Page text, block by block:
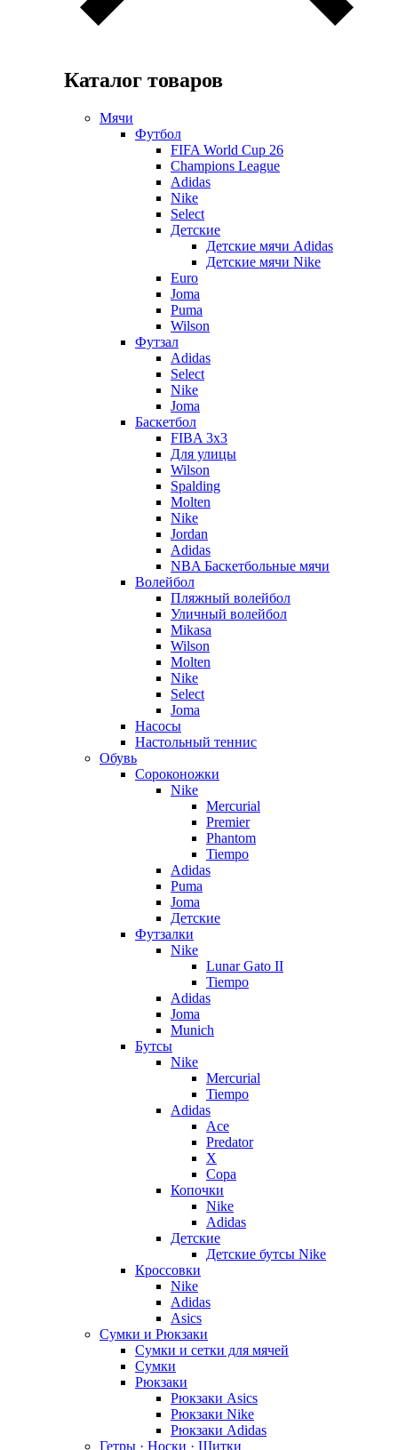
Каталог товаров
Мячи
Футбол
FIFA World Cup 26
Champions League
Adidas
Nike
Select
Детские
Детские мячи Adidas
Детские мячи Nike
Euro
Joma
Puma
Wilson
Футзал
Adidas
Select
Nike
Joma
Баскетбол
FIBA 3x3
Для улицы
Wilson
Spalding
Molten
Nike
Jordan
Adidas
NBA Баскетбольные мячи
Волейбол
Пляжный волейбол
Уличный волейбол
Mikasa
Wilson
Molten
Nike
Select
Joma
Насосы
Настольный теннис
Обувь
Сороконожки
Nike
Mercurial
Premier
Phantom
Tiempo
Adidas
Puma
Joma
Детские
Футзалки
Nike
Lunar Gato II
Tiempo
Adidas
Joma
Munich
Бутсы
Nike
Mercurial
Tiempo
Adidas
Ace
Predator
X
Copa
Копочки
Nike
Adidas
Детские
Детские бутсы Nike
Кроссовки
Nike
Adidas
Asics
Сумки и Рюкзаки
Сумки и сетки для мячей
Сумки
Рюкзаки
Рюкзаки Asics
Рюкзаки Nike
Рюкзаки Adidas
Гетры · Носки · Щитки